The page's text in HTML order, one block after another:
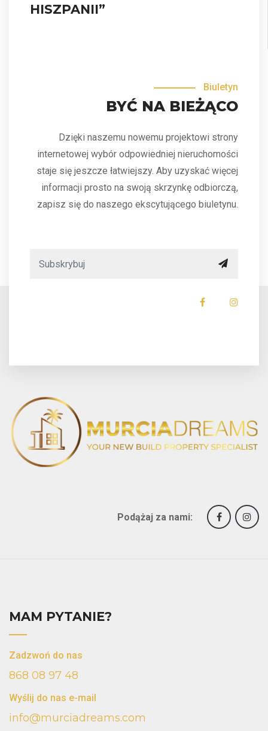
HISZPANII”
Biuletyn
BYĆ NA BIEŻĄCO
Dzięki naszemu nowemu projektowi strony
internetowej wybór odpowiedniej nieruchomości
staje się jeszcze łatwiejszy. Aby uzyskać więcej
informacji prosto na swoją skrzynkę odbiorczą,
zapisz się do naszego ekscytującego biuletynu.
Podążaj za nami:
MAM PYTANIE?
Zadzwoń do nas
868 08 97 48
Wyślij do nas e-mail
info@murciadreams.com